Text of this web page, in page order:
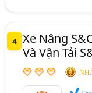
4 Xe Nâng
Và Vận Tải